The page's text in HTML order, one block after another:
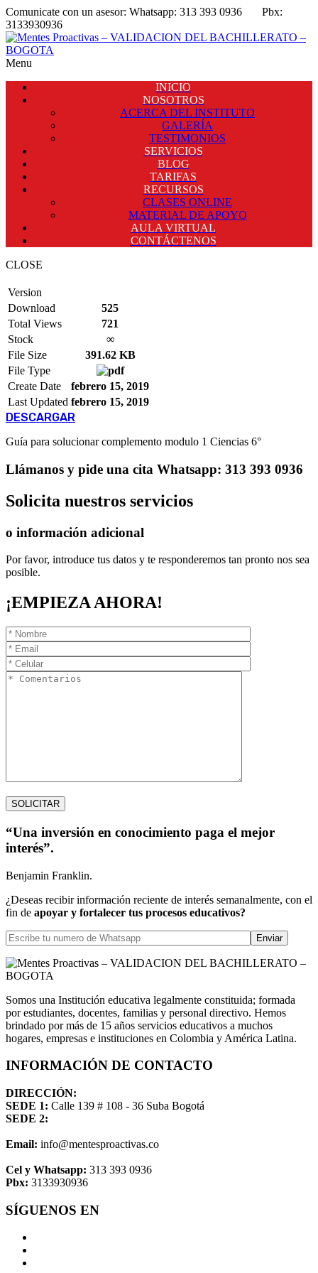
Comunicate con un asesor: Whatsapp: 313 393 0936 Pbx:
3133930936
Menu
INICIO
NOSOTROS
ACERCA DEL INSTITUTO
GALERÍA
TESTIMONIOS
SERVICIOS
BLOG
TARIFAS
RECURSOS
CLASES ONLINE
MATERIAL DE APOYO
AULA VIRTUAL
CONTÁCTENOS
CLOSE
Version
Download
525
Total Views
721
Stock
∞
File Size
391.62 KB
File Type
Create Date
febrero 15, 2019
Last Updated febrero 15, 2019
DESCARGAR
Guía para solucionar complemento modulo 1 Ciencias 6°
Llámanos y pide una cita Whatsapp: 313 393 0936
Solicita nuestros servicios
o información adicional
Por favor, introduce tus datos y te responderemos tan pronto nos sea
posible.
¡EMPIEZA AHORA!
“Una inversión en conocimiento paga el mejor
interés”.
Benjamin Franklin.
¿Deseas recibir información reciente de interés semanalmente, con el
fin de apoyar y fortalecer tus procesos educativos?
Somos una Institución educativa legalmente constituida; formada
por estudiantes, docentes, familias y personal directivo. Hemos
brindado por más de 15 años servicios educativos a muchos
hogares, empresas e instituciones en Colombia y América Latina.
INFORMACIÓN DE CONTACTO
DIRECCIÓN:
SEDE 1: Calle 139 # 108 - 36 Suba Bogotá
SEDE 2:
Email: info@mentesproactivas.co
Cel y Whatsapp: 313 393 0936
Pbx: 3133930936
SÍGUENOS EN